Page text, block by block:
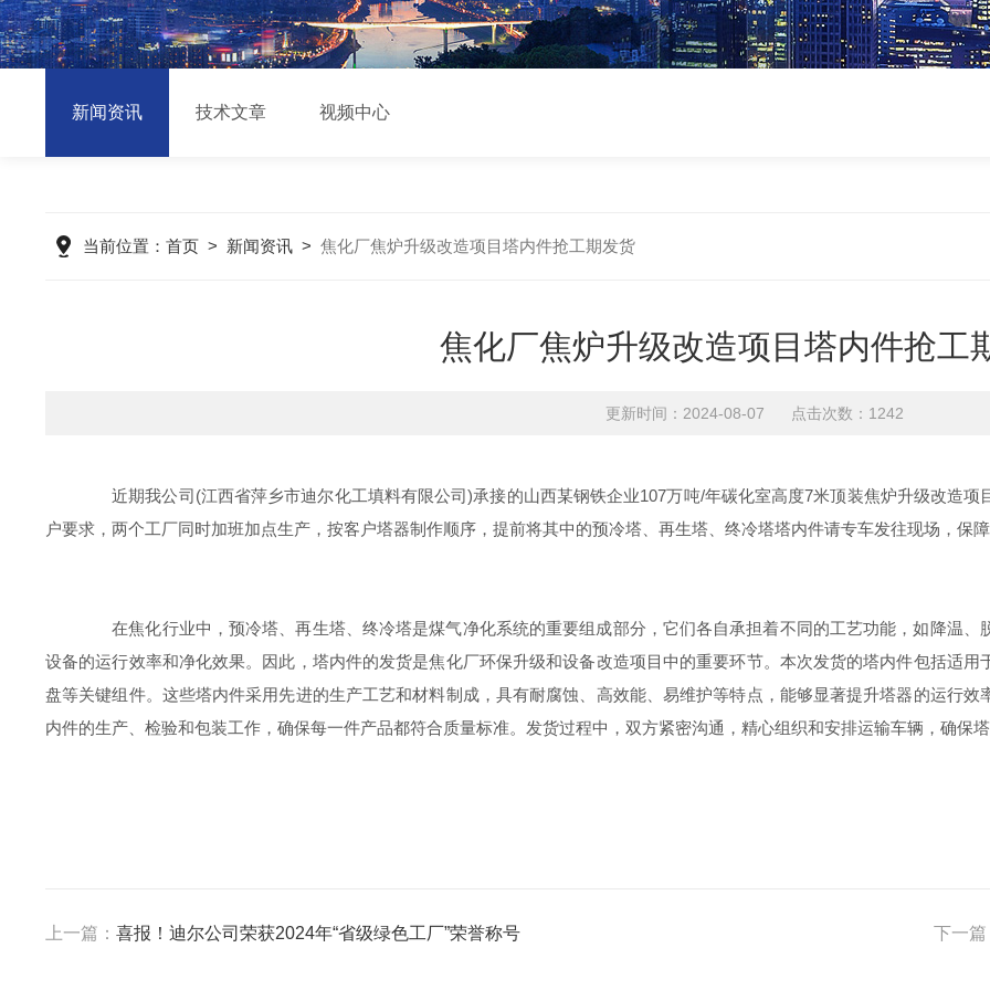
新闻资讯 技术文章 视频中心
当前位置： 首页> 新闻资讯> 焦化厂焦炉升级改造项目塔内件抢工期发货
焦化厂焦炉升级改造项目塔内件抢工
更新时间：2024-08-07 点击次数：1242
近期我公司(江西省萍乡市迪尔化工填料有限公司)承接的山西某钢铁企业107万吨/年碳化室高度7米顶装焦炉升级改造项
户要求，两个工厂同时加班加点生产，按客户塔器制作顺序，提前将其中的预冷塔、再生塔、终冷塔塔内件请专车发往现场，保
在焦化行业中，预冷塔、再生塔、终冷塔是煤气净化系统的重要组成部分，它们各自承担着不同的工艺功能，如降温、
设备的运行效率和净化效果。因此，塔内件的发货是焦化厂环保升级和设备改造项目中的重要环节。本次发货的塔内件包括适
盘等关键组件。这些塔内件采用先进的生产工艺和材料制成，具有耐腐蚀、高效能、易维护等特点，能够显著提升塔器的运行
内件的生产、检验和包装工作，确保每一件产品都符合质量标准。发货过程中，双方紧密沟通，精心组织和安排运输车辆，确保
上一篇： 喜报！迪尔公司荣获2024年“省级绿色工厂”荣誉称号 下一篇